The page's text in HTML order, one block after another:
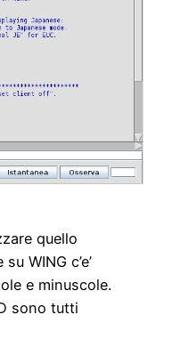
quello
WING c’e’
e minuscole.
sono tutti